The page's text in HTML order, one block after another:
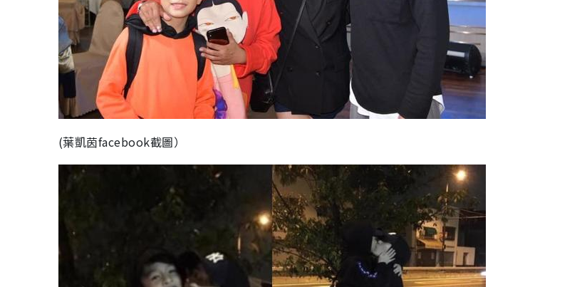
(葉凱茵facebook截圖）